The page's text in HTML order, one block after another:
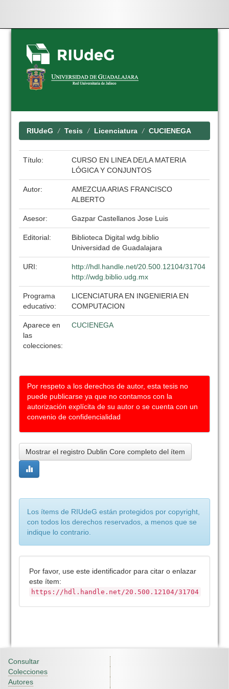
Skip
navigation
RIUdeG Tesis Licenciatura CUCIENEGA
Título:
CURSO EN LINEA DE/LA MATERIA
LÓGICA Y CONJUNTOS
Autor:
AMEZCUA ARIAS FRANCISCO
ALBERTO
Asesor: Gazpar Castellanos Jose Luis
Editorial:
Biblioteca Digital wdg.biblio
Universidad de Guadalajara
URI:
http://hdl.handle.net/20.500.12104/31704
http://wdg.biblio.udg.mx
Programa
educativo:
LICENCIATURA EN INGENIERIA EN
COMPUTACION
Aparece en
las
colecciones:
CUCIENEGA
Por respeto a los derechos de autor, esta tesis no
puede publicarse ya que no contamos con la
autorización explícita de su autor o se cuenta con un
convenio de confidencialidad
Mostrar el registro Dublin Core completo del ítem
Los ítems de RIUdeG están protegidos por copyright,
con todos los derechos reservados, a menos que se
indique lo contrario.
Por favor, use este identificador para citar o enlazar
este ítem:
https://hdl.handle.net/20.500.12104/31704
Consultar
Colecciones
Autores